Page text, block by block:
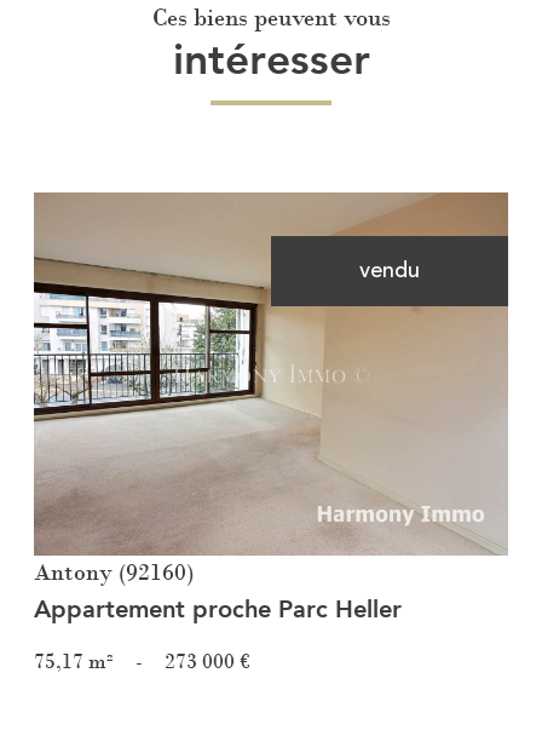
Ces biens peuvent vous
intéresser
vendu
Voir le bien
Antony (92160)
Appartement proche Parc Heller
75,17 m² - 273 000 €